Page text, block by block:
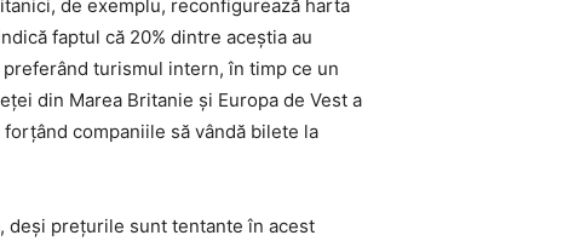
de exemplu, reconfigurează harta
faptul că 20% dintre aceștia au
turismul intern, în timp ce un
din Marea Britanie și Europa de Vest a
companiile să vândă bilete la
deși prețurile sunt tentante în acest